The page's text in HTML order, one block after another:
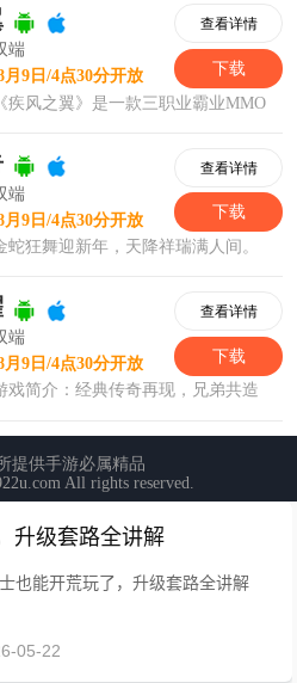
升级套路全讲解
也能开荒玩了，升级套路全讲解
05-22